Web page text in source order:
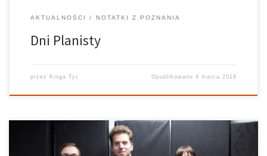
AKTUALNOŚCI NOTATKI Z POZNANIA
Dni Planisty
przez Kinga Tyc Opublikowano4 marca 2019